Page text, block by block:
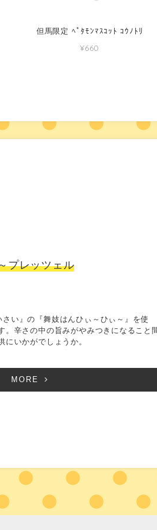
但馬限定 ﾍﾟﾀﾓﾝﾏｽｺｯﾄ ｺｳﾉﾄﾘ
¥660
プレッツェル
い』の『舞妓はんひぃ～ひぃ～』を使
。辛さの中の旨みがやみつきになること
いかがでしょうか。
MORE